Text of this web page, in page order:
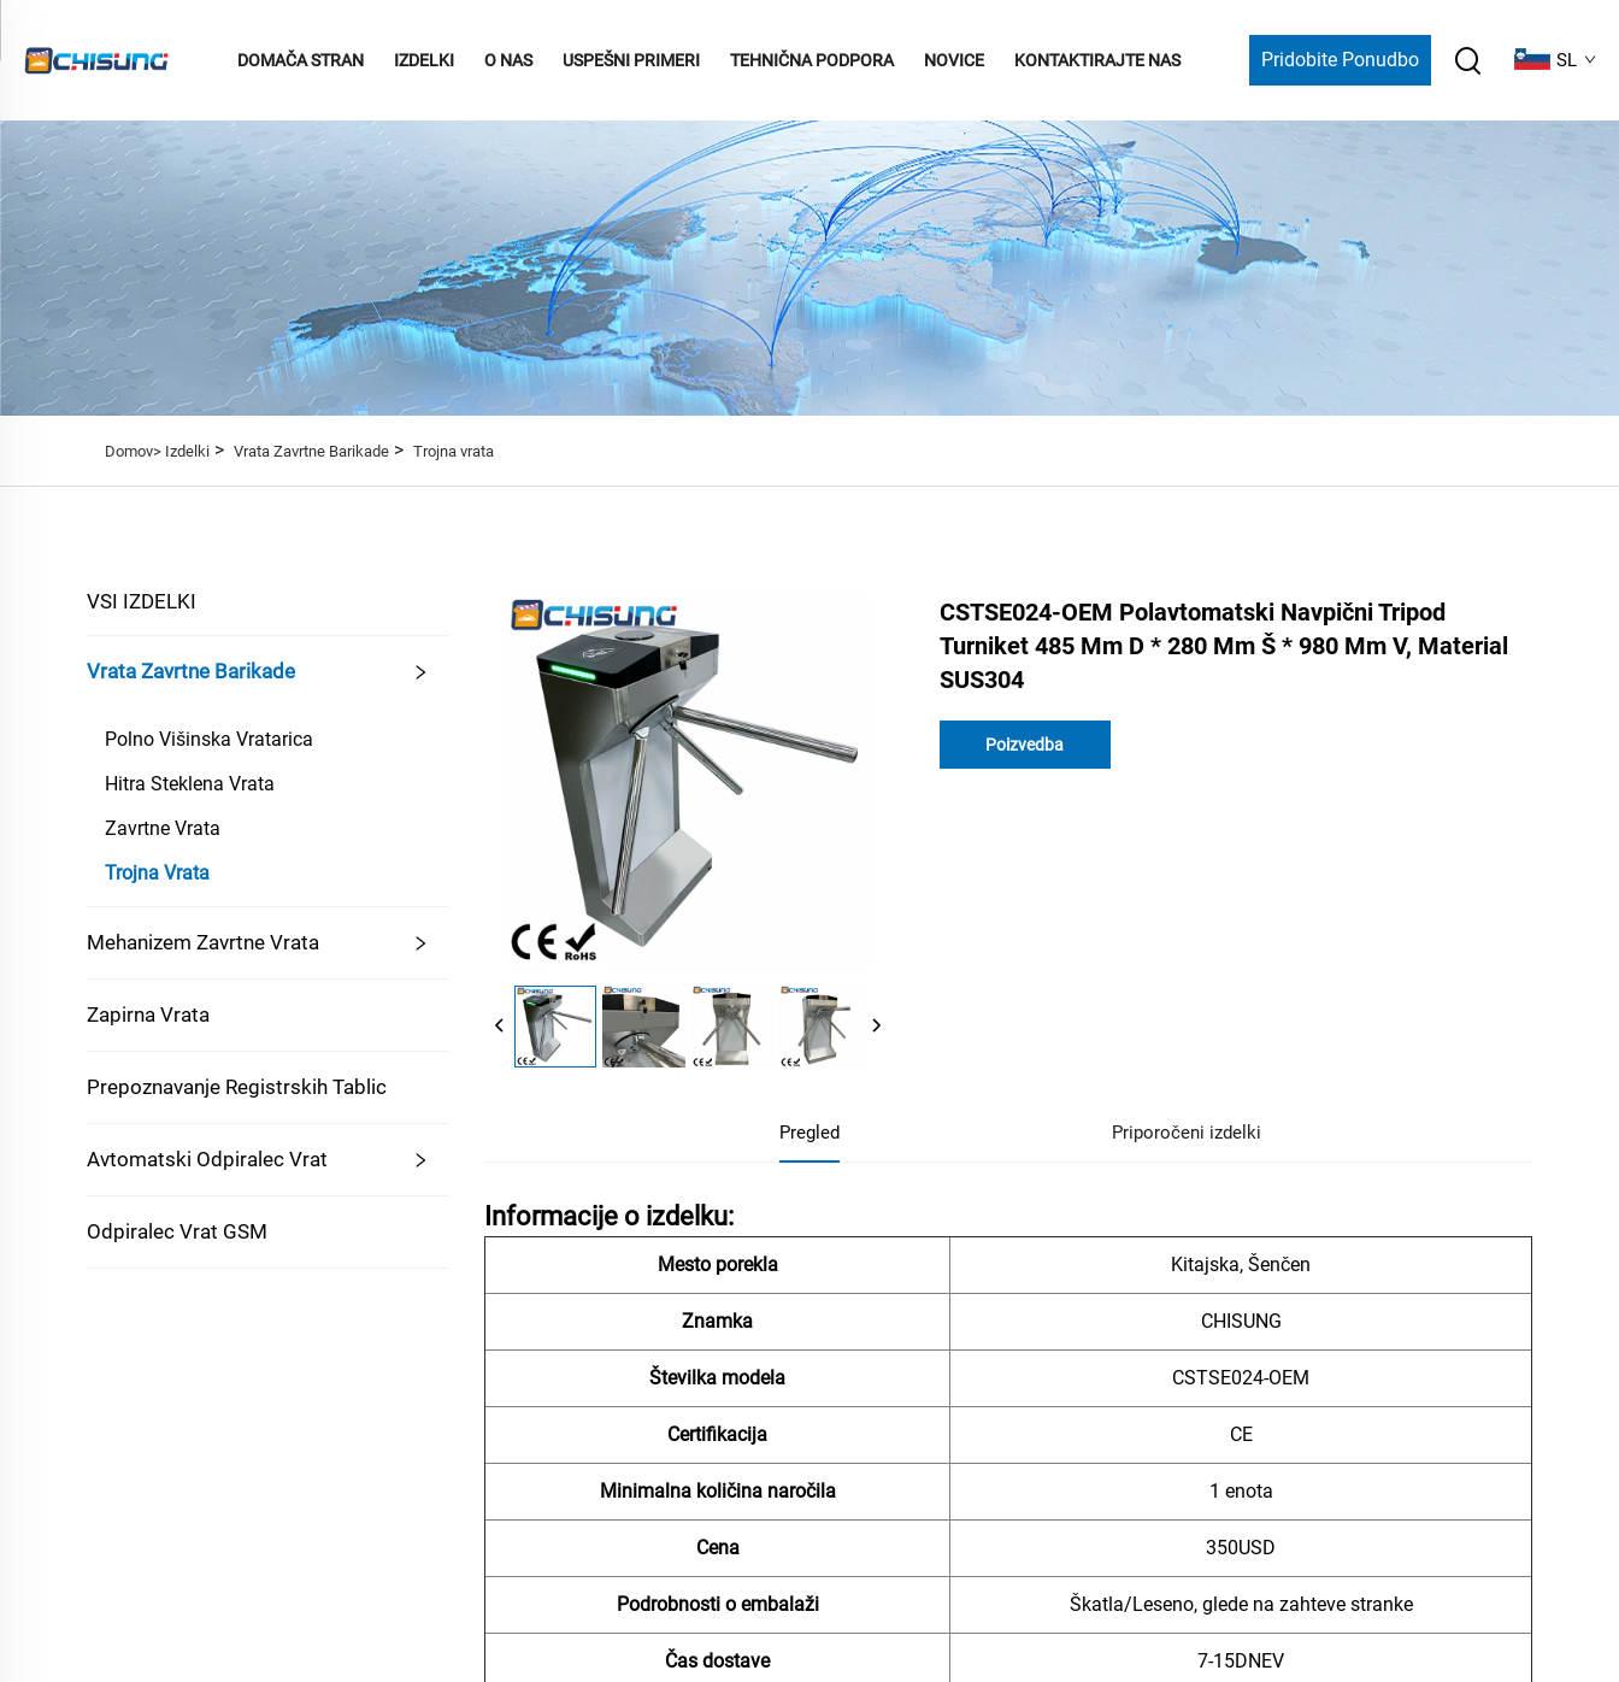
DOMAČA STRAN IZDELKI O NAS USPEŠNI PRIMERI TEHNIČNA PODPORA NOVICE KONTAKTIRAJTE NAS Pridobite Ponudbo SL
Domov> Izdelki > Vrata Zavrtne Barikade > Trojna vrata
VSI IZDELKI
Vrata Zavrtne Barikade
Polno Višinska Vratarica
Hitra Steklena Vrata
Zavrtne Vrata
Trojna Vrata
Mehanizem Zavrtne Vrata
Zapirna Vrata
Prepoznavanje Registrskih Tablic
Avtomatski Odpiralec Vrat
Odpiralec Vrat GSM
CSTSE024-OEM Polavtomatski Navpični Tripod
Turniket 485 Mm D * 280 Mm Š * 980 Mm V, Material
SUS304
Poizvedba
Pregled Priporočeni izdelki
Informacije o izdelku:
Mesto porekla Kitajska, Šenčen
Znamka CHISUNG
Številka modela CSTSE024-OEM
Certifikacija CE
Minimalna količina naročila 1 enota
Cena 350USD
Podrobnosti o embalaži Škatla/Leseno, glede na zahteve stranke
Čas dostave 7-15DNEV